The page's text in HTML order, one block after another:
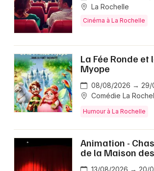
La Rochelle
Cinéma à La Rochelle
La Fée Ronde et
Myope
08/08/2026 → 29/
Comédie La
Humour à La Rochelle
Animation -
de la Maison
13/08/2026 → 20/